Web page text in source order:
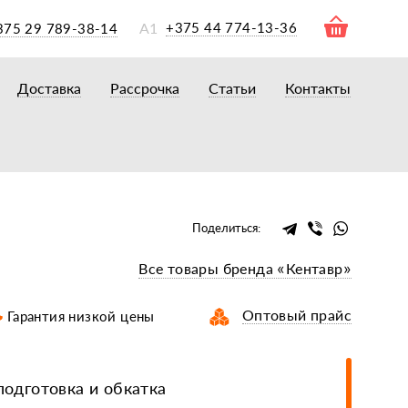
29 789-38-14 А1 +375 44 774-13-36
для мотоблоков
навесному оборудованию
сальники, ремни
Доставка Рассрочка Статьи Контакты
Поделиться:
Все товары бренда «Кентавр»
Гарантия низкой цены Оптовый прайс
и обкатка